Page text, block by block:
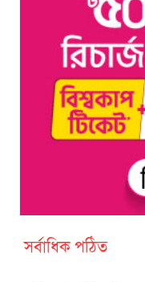
সর্বাধিক পঠিত